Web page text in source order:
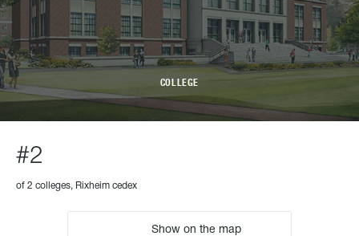
COLLEGE
#2
of 2 colleges, Rixheim cedex
Show on the map